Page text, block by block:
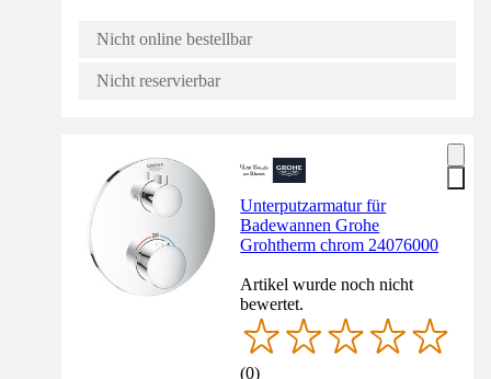
Nicht online bestellbar
Nicht reservierbar
Unterputzarmatur für
Badewannen Grohe
Grohtherm chrom 24076000
Artikel wurde noch nicht
bewertet.
(0)